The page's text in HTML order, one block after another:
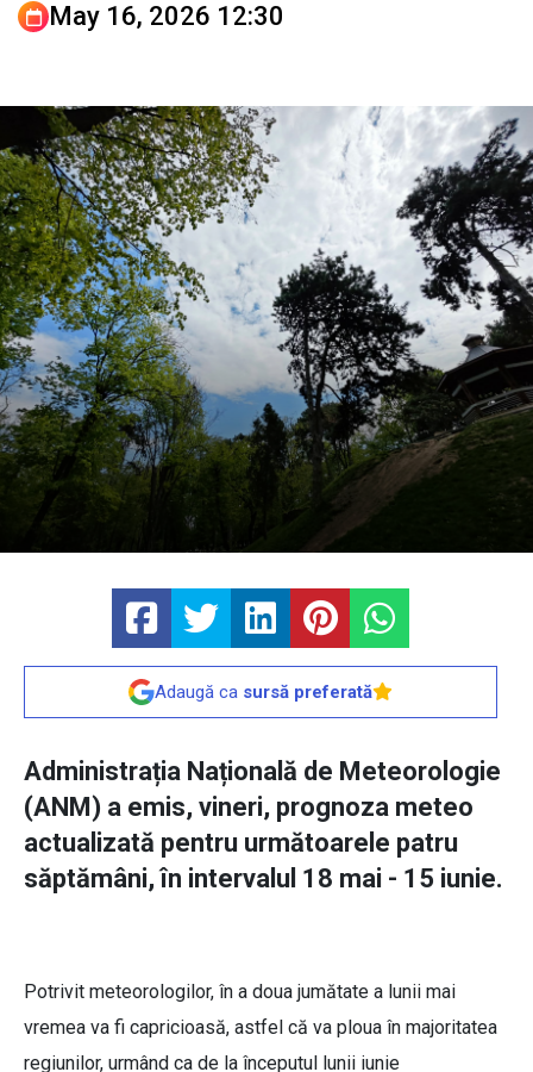
May 16, 2026 12:30
Adaugă ca sursă preferată
Administrația Națională de Meteorologie
(ANM) a emis, vineri, prognoza meteo
actualizată pentru următoarele patru
săptămâni, în intervalul 18 mai - 15 iunie.
Potrivit meteorologilor, în a doua jumătate a lunii mai
vremea va fi capricioasă, astfel că va ploua în majoritatea
regiunilor, urmând ca de la începutul lunii iunie